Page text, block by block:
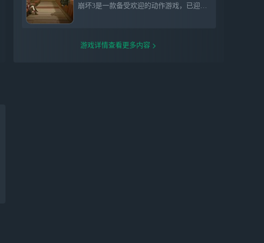
崩坏3是一款备受欢迎的动作游戏，已迎来第七个年头和八周年庆，推出第二部内容，持续更新丰富的剧情和玩法，并提供萌新攻略，带领玩家探索往世乐土等新颖章节，深受玩家喜爱。
游戏详情查看更多内容